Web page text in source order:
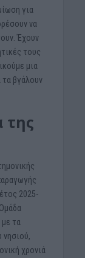
για
να
Έχουν
τους
μια
βγάλουν
της
2025-
τα
νησιού,
χρονιά